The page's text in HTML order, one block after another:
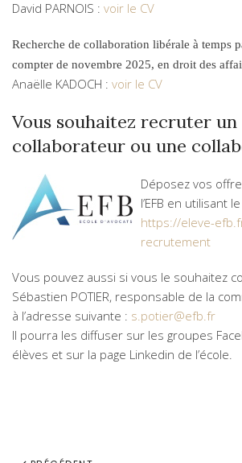
David PARNOIS : voir le CV
Recherche de collaboration libérale à temps
compter de novembre 2025, en droit des
Anaëlle KADOCH : voir le CV
Vous souhaitez recruter un
collaborateur ou une
Déposez vos
l’EFB en utilisant
https://eleve-
recrutement
Vous pouvez aussi si vous le souhaitez
Sébastien POTIER, responsable de la
à l’adresse suivante : s.potier@efb.fr
Il pourra les diffuser sur les groupes
élèves et sur la page Linkedin de l’école.